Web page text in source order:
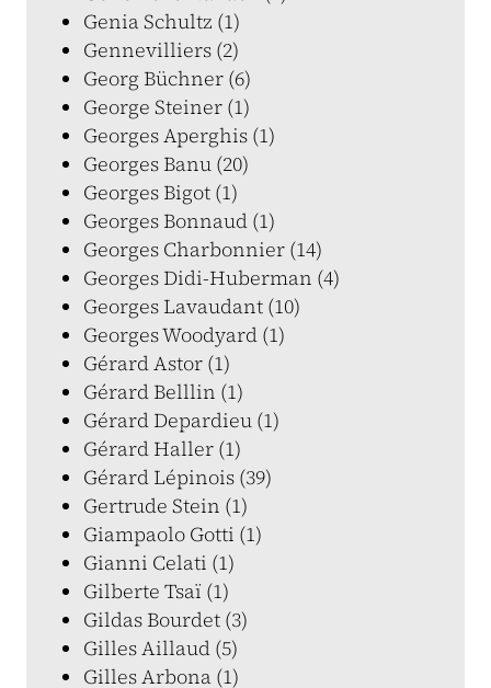
Genia Schultz (1)
Gennevilliers (2)
Georg Büchner (6)
George Steiner (1)
Georges Aperghis (1)
Georges Banu (20)
Georges Bigot (1)
Georges Bonnaud (1)
Georges Charbonnier (14)
Georges Didi-Huberman (4)
Georges Lavaudant (10)
Georges Woodyard (1)
Gérard Astor (1)
Gérard Belllin (1)
Gérard Depardieu (1)
Gérard Haller (1)
Gérard Lépinois (39)
Gertrude Stein (1)
Giampaolo Gotti (1)
Gianni Celati (1)
Gilberte Tsaï (1)
Gildas Bourdet (3)
Gilles Aillaud (5)
Gilles Arbona (1)